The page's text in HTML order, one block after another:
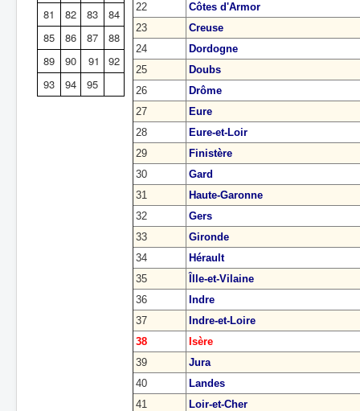
81
82 83
84
85
86 87
88
89
90 91
92
93
94 95
22
Côtes d'Armor
23
Creuse
24
Dordogne
25
Doubs
26
Drôme
27
Eure
28
Eure-et-Loir
29
Finistère
30
Gard
31
Haute-Garonne
32
Gers
33
Gironde
34
Hérault
35
Îlle-et-Vilaine
36
Indre
37
Indre-et-Loire
38
Isère
39
Jura
40
Landes
41
Loir-et-Cher